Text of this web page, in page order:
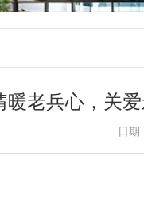
暖老兵心，关
日期